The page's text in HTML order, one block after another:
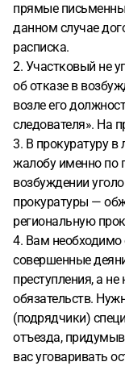
прямые
данном случае
расписка.
2. Участковый не
об отказе в
возле его
следователя». На
3. В прокуратуру
жалобу именно по
возбуждении
прокуратуры —
региональную
4. Вам необходимо
совершенные
преступления, а
обязательств.
(подрядчики)
отъезда,
вас уговаривать